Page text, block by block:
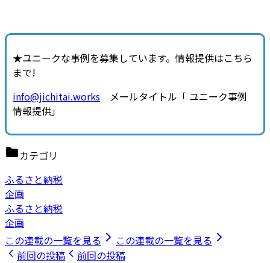
★ユニークな事例を募集しています。情報提供はこちら
まで!
info@jichitai.works メールタイトル「 ユニーク事例
情報提供」
カテゴリ
ふるさと納税
企画
ふるさと納税
企画
この連載の一覧を見る
この連載の一覧を見る
前回の投稿
前回の投稿